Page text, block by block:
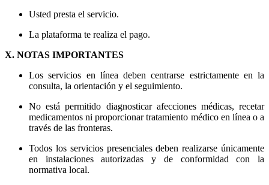
Usted presta el servicio.
La plataforma te realiza el pago.
X. NOTAS IMPORTANTES
Los servicios en línea deben centrarse estrictamente en la
consulta, la orientación y el seguimiento.
No está permitido diagnosticar afecciones médicas, recetar
medicamentos ni proporcionar tratamiento médico en línea o a
través de las fronteras.
Todos los servicios presenciales deben realizarse únicamente
en instalaciones autorizadas y de conformidad con la
normativa local.